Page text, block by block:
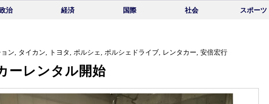
治 経済 国際 社会 スポーツ
ン, タイカン, トヨタ ,ポルシェ ,ポルシェドライブ, レンタカー,安倍宏行
ーレンタル開始